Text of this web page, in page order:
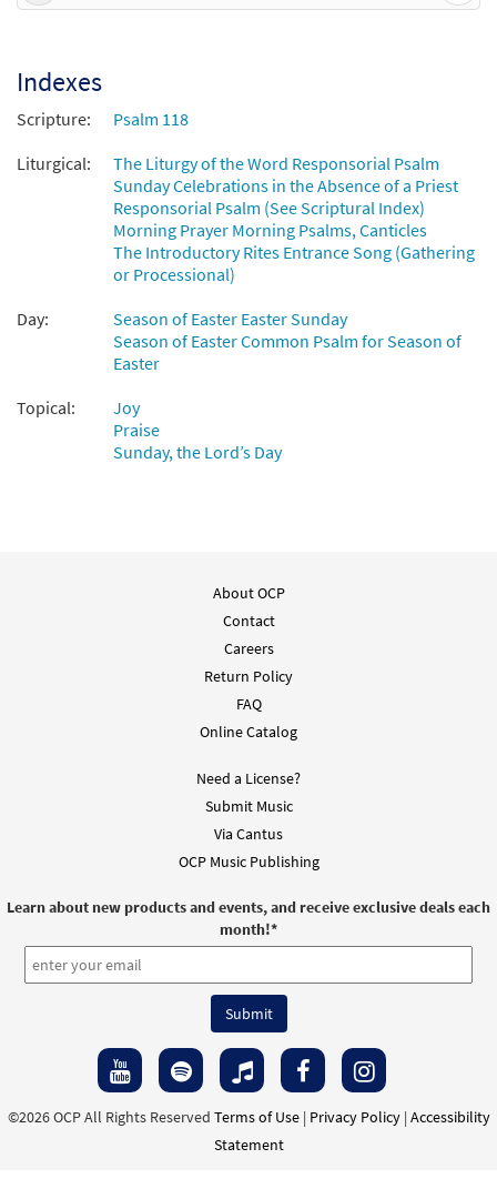
$9.60 70407
Indexes
Scripture:
Psalm 118
Liturgical:
The Liturgy of the Word Responsorial Psalm
Sunday Celebrations in the Absence of a Priest
Responsorial Psalm (See Scriptural Index)
Morning Prayer Morning Psalms, Canticles
The Introductory Rites Entrance Song (Gathering
or Processional)
Day:
Season of Easter Easter Sunday
Season of Easter Common Psalm for Season of
Easter
Topical:
Joy
Praise
Sunday, the Lord’s Day
About OCP
Contact
Careers
Return Policy
FAQ
Online Catalog
Need a License?
Submit Music
Via Cantus
OCP Music Publishing
Learn about new products and events, and receive exclusive deals each
month!*
©2026 OCP All Rights Reserved Terms of Use| Privacy Policy| Accessibility
Statement